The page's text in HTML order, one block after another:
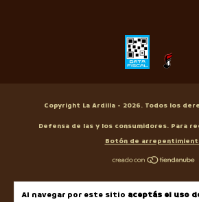
Al navegar por este sitio aceptás el uso
Copyright La Ardilla - 2026. Todos los
Defensa de las y los consumidores. Para
Botón de